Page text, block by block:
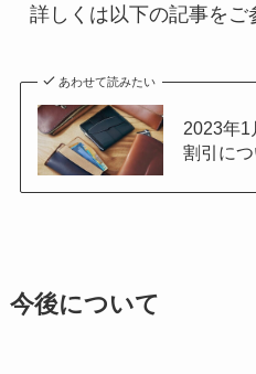
詳しくは以下の記事をご
あわせて読みたい
2023年1
割引に
今後について